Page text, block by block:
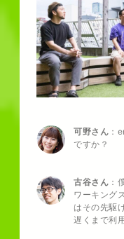
可野さん ：
ですか？
古谷さん ：
ワーキング
はその先駆
遅くまで利